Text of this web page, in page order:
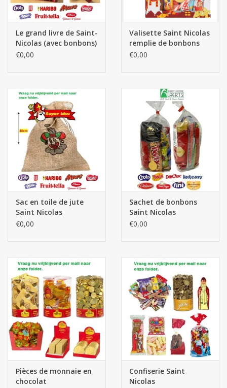
Le grand livre de Saint-
Nicolas (avec bonbons)
€0,00
Valisette Saint Nicolas
remplie de bonbons
confiserie
€0,00
Sac en toile de jute
Saint Nicolas
€0,00
Sachet de bonbons
Saint Nicolas
€0,00
Pièces de monnaie en
chocolat
Confiserie Saint
Nicolas